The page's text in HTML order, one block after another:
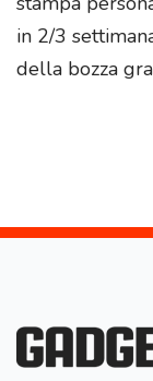
in 2/3
della bozza